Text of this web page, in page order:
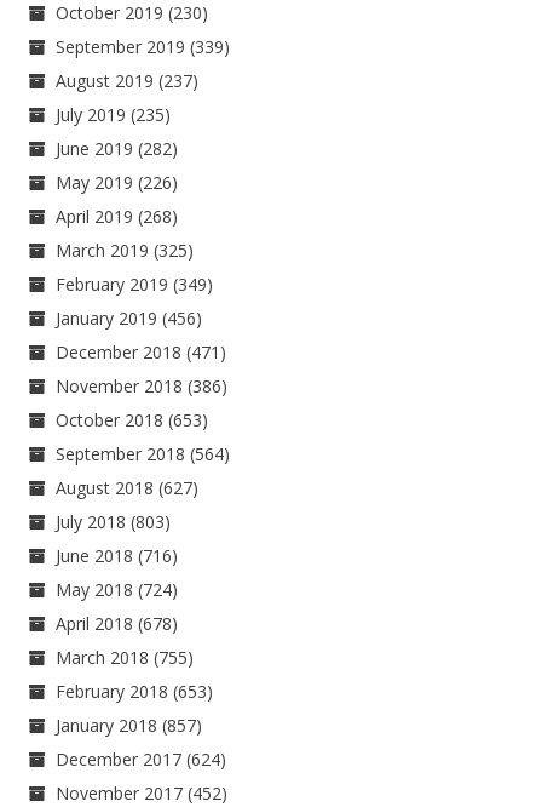
October 2019 (230)
September 2019 (339)
August 2019 (237)
July 2019 (235)
June 2019 (282)
May 2019 (226)
April 2019 (268)
March 2019 (325)
February 2019 (349)
January 2019 (456)
December 2018 (471)
November 2018 (386)
October 2018 (653)
September 2018 (564)
August 2018 (627)
July 2018 (803)
June 2018 (716)
May 2018 (724)
April 2018 (678)
March 2018 (755)
February 2018 (653)
January 2018 (857)
December 2017 (624)
November 2017 (452)